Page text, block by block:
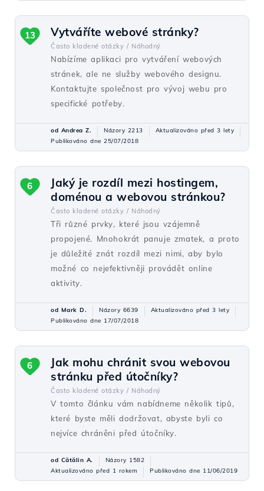
Vytváříte webové stránky?
Často kladené otázky / Náhodný
Nabízíme aplikaci pro vytváření webových
stránek, ale ne služby webového designu.
Kontaktujte společnost pro vývoj webu pro
specifické potřeby.
13
od Andrea Z. Názory 2213
Aktualizováno před 3 lety
Publikováno dne 25/07/2018
Jaký je rozdíl mezi hostingem,
doménou a webovou stránkou?
Často kladené otázky / Náhodný
Tři různé prvky, které jsou vzájemně
propojené. Mnohokrát panuje zmatek, a proto
je důležité znát rozdíl mezi nimi, aby bylo
možné co nejefektivněji provádět online
aktivity.
6
od Mark D. Názory 6639
Aktualizováno před 3 lety
Publikováno dne 17/07/2018
Jak mohu chránit svou webovou
stránku před útočníky?
Často kladené otázky / Náhodný
V tomto článku vám nabídneme několik tipů,
které byste měli dodržovat, abyste byli co
nejvíce chráněni před útočníky.
6
od Cătălin A.
Názory 1582
Aktualizováno před 1 rokem
Publikováno dne 11/06/2019